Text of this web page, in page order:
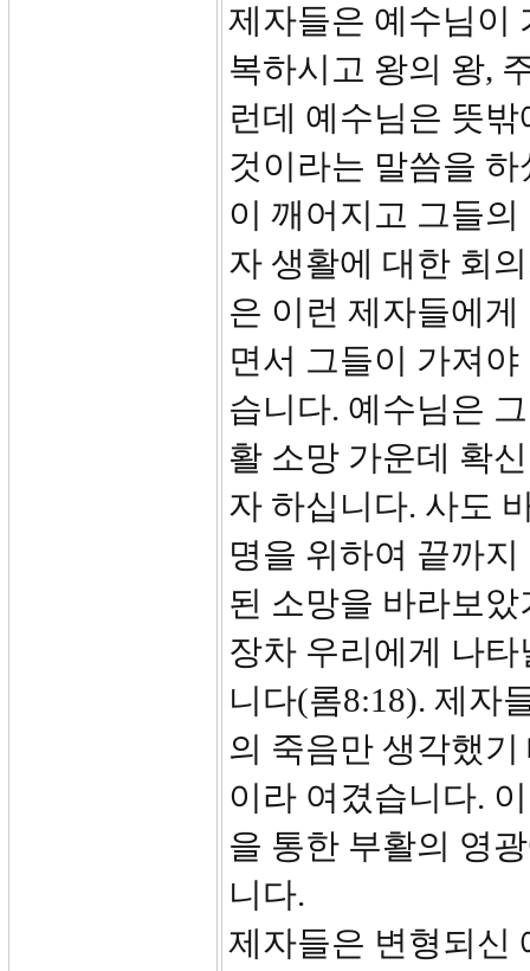
제자들은 예수님이
복하시고 왕의 왕,
런데 예수님은 뜻
것이라는 말씀을
이 깨어지고 그들
자 생활에 대한 회
은 이런 제자들에
면서 그들이 가져
습니다. 예수님은
활 소망 가운데 확
자 하십니다. 사도
명을 위하여 끝까
된 소망을 바라보
장차 우리에게 나
니다(롬8:18). 제자
의 죽음만 생각했
이라 여겼습니다.
을 통한 부활의 영
니다.
제자들은 변형되신